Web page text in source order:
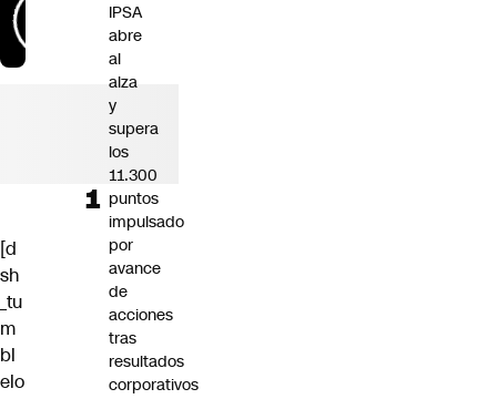
[d
sh
_tu
m
bl
elo
IPSA
abre
al
alza
y
supera
los
11.300
puntos
impulsado
por
avance
de
acciones
tras
resultados
corporativos